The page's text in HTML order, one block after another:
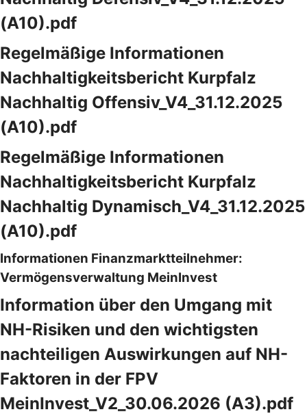
(A10).pdf
Regelmäßige Informationen
Nachhaltigkeitsbericht Kurpfalz
Nachhaltig Offensiv_V4_31.12.2025
(A10).pdf
Regelmäßige Informationen
Nachhaltigkeitsbericht Kurpfalz
Nachhaltig Dynamisch_V4_31.12.2025
(A10).pdf
Informationen Finanzmarktteilnehmer:
Vermögensverwaltung MeinInvest
Information über den Umgang mit
NH-Risiken und den wichtigsten
nachteiligen Auswirkungen auf NH-
Faktoren in der FPV
MeinInvest_V2_30.06.2026 (A3).pdf